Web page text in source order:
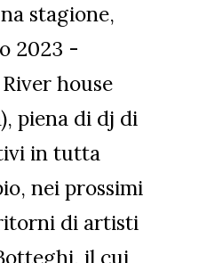
stagione,
2023 -
house
piena di dj di
in tutta
nei prossimi
di artisti
il cui